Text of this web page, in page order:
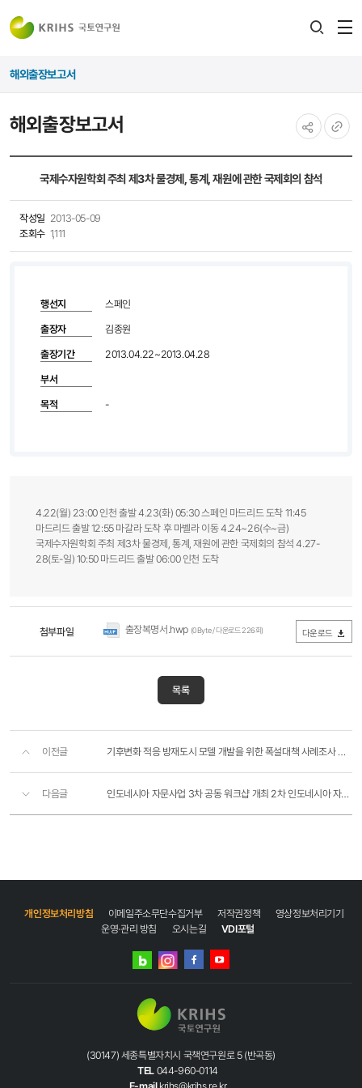
해외출장보고서
해외출장보고서
국제수자원학회 주최 제3차 물경제, 통계, 재원에 관한 국제회의 참석
작성일 2013-05-09
조회수 1,111
행선지 스페인
출장자 김종원
출장기간 2013.04.22~2013.04.28
부서
목적 -
4.22(월) 23:00 인천 출발 4.23(화) 05:30 스페인 마드리드 도착 11:45
마드리드 출발 12:55 마갈라 도착 후 마벨라 이동 4.24~26(수~금)
국제수자원학회 주최 제3차 물경제, 통계, 재원에 관한 국제회의 참석 4.27-
28(토-일) 10:50 마드리드 출발 06:00 인천 도착
첨부파일 출장복명서.hwp (0Byte / 다운로드 226회) 다운로드
목록
이전글 기후변화 적응 방재도시 모델 개발을 위한 폭설대책 사례조사 및 방재지구 관련 지구&#8228;구역 운영현..
다음글 인도네시아 자문사업 3차 공동 워크샵 개최 2차 인도네시아 자문사업 관련 담당기관 KICK OFF 미팅
개인정보처리방침 이메일주소무단수집거부 저작권정책
영상정보처리기기
운영·관리 방침
오시는길 VDI포털
네이버
인스타그램
(30147) 세종특별자치시 국책연구원로 5 (반곡동)
TEL 044-960-0114